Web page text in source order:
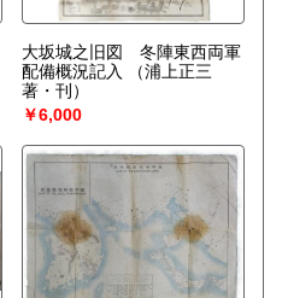
大坂城之旧図 冬陣東西両軍
配備概況記入
（浦上正三
著・刊）
￥6,000